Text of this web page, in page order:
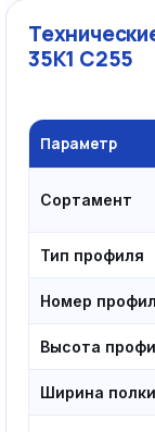
35К1 С255
Параметр
Сортамент
Тип профиля
Номер
Высота
Ширина